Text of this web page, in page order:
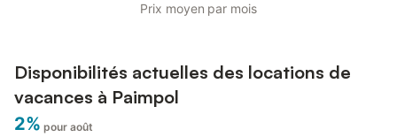
Prix moyen par mois
Disponibilités actuelles des locations de
vacances à Paimpol
2% pour août